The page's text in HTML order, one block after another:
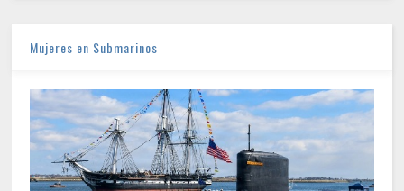
Mujeres en Submarinos